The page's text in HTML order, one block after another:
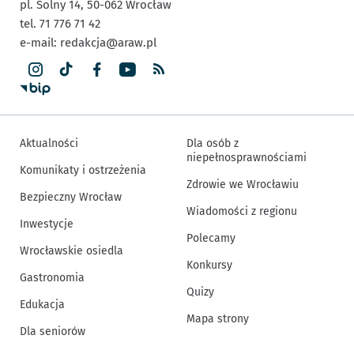
pl. Solny 14, 50-062 Wrocław
tel. 71 776 71 42
e-mail: redakcja@araw.pl
Aktualności
Komunikaty i ostrzeżenia
Bezpieczny Wrocław
Inwestycje
Wrocławskie osiedla
Gastronomia
Edukacja
Dla seniorów
Dla osób z
niepełnosprawnościami
Zdrowie we Wrocławiu
Wiadomości z regionu
Polecamy
Konkursy
Quizy
Mapa strony